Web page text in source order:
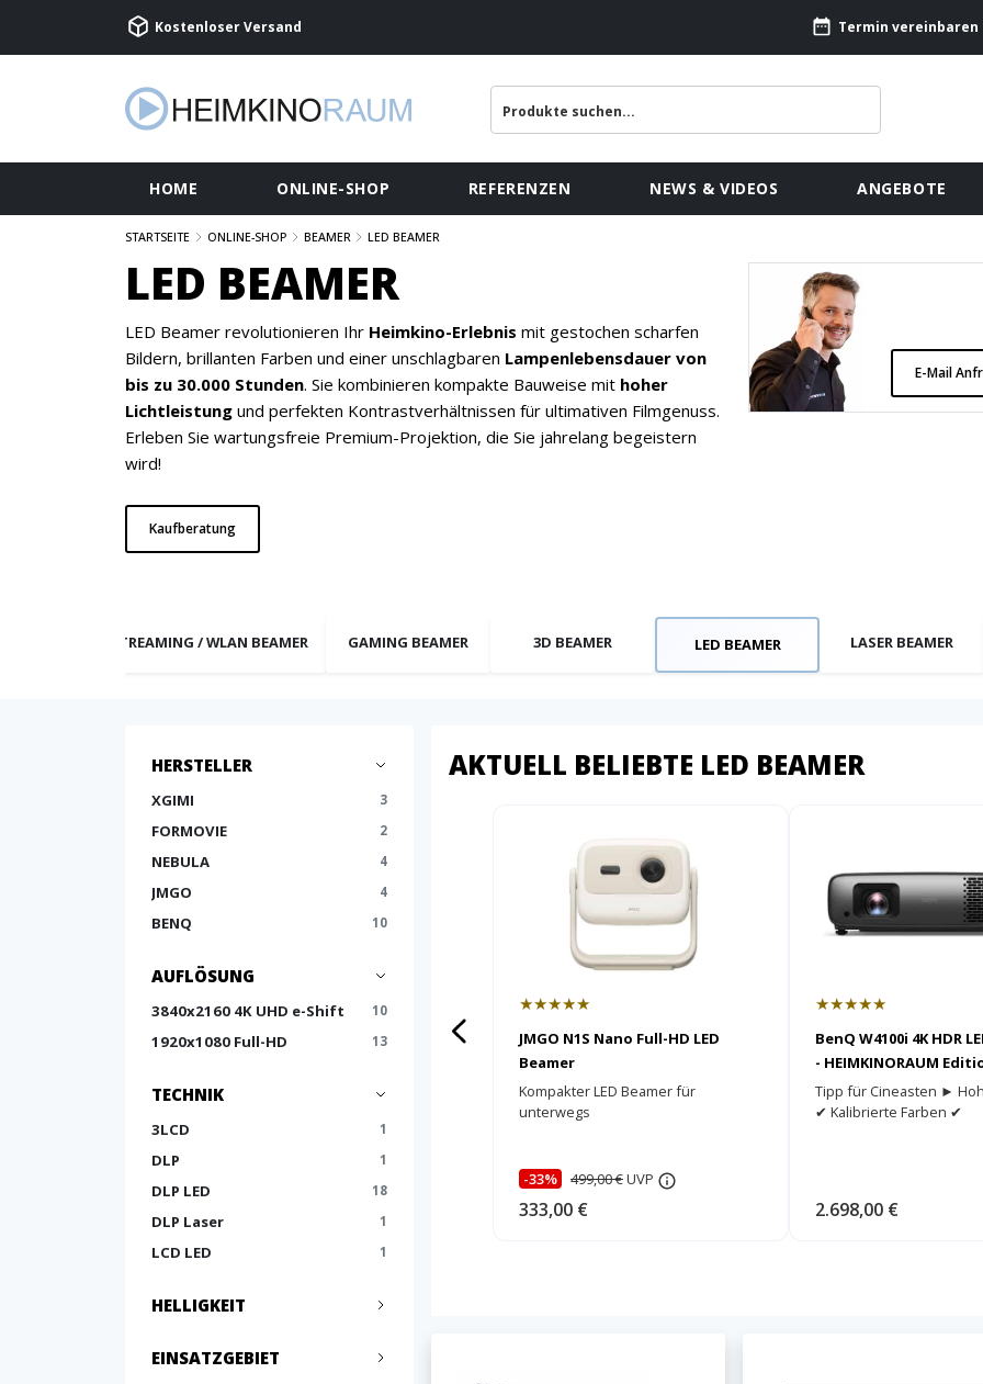
Kostenloser Versand Termin vereinbaren
HOME ONLINE-SHOP REFERENZEN NEWS & VIDEOS ANGEBOTE
STARTSEITE ONLINE-SHOP BEAMER LED BEAMER
LED BEAMER
LED Beamer revolutionieren Ihr Heimkino-Erlebnis mit gestochen scharfen
Bildern, brillanten Farben und einer unschlagbaren Lampenlebensdauer von
bis zu 30.000 Stunden. Sie kombinieren kompakte Bauweise mit hoher
Lichtleistung und perfekten Kontrastverhältnissen für ultimativen Filmgenuss.
Erleben Sie wartungsfreie Premium-Projektion, die Sie jahrelang begeistern
wird!
Kaufberatung
E-Mail
STREAMING / WLAN BEAMER GAMING BEAMER 3D BEAMER LED BEAMER LASER BEAMER
HERSTELLER
XGIMI 3
FORMOVIE 2
NEBULA 4
JMGO 4
BENQ 10
AUFLÖSUNG
3840x2160 4K UHD e-Shift 10
1920x1080 Full-HD 13
TECHNIK
3LCD 1
DLP 1
DLP LED 18
DLP Laser 1
LCD LED 1
HELLIGKEIT
EINSATZGEBIET
AKTUELL BELIEBTE LED BEAMER
★★★★★
JMGO N1S Nano Full-HD LED
Beamer
Kompakter LED Beamer für
unterwegs
-33% 499,00 €UVP
333,00 €
★★★★★
BenQ W4100i 4K HDR
- HEIMKINORAUM
Tipp für Cineasten ►
✔ Kalibrierte Farben ✔
2.698,00 €